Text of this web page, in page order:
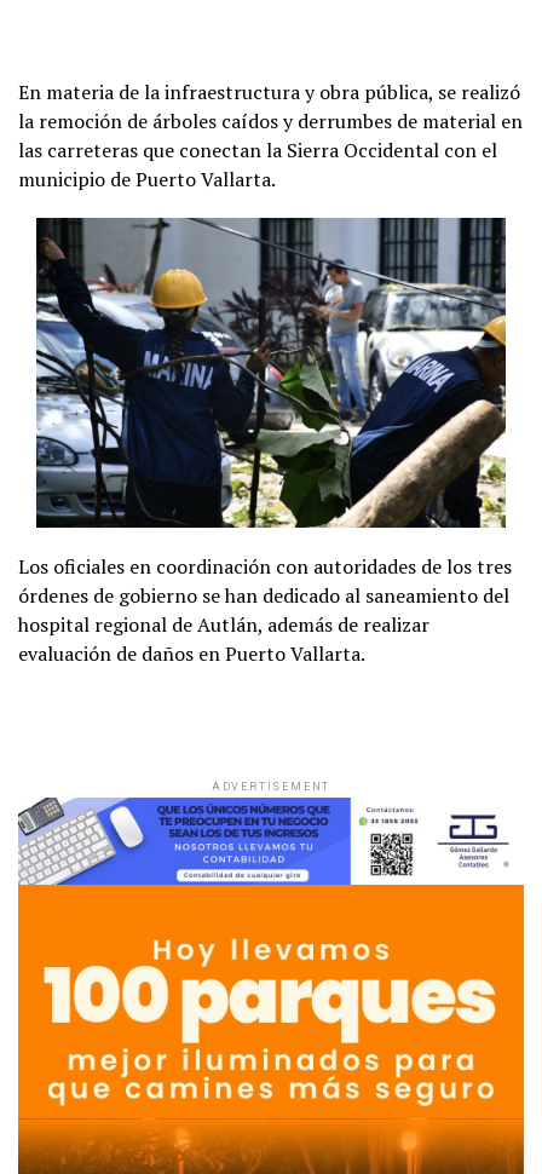
En materia de la infraestructura y obra pública, se realizó
la remoción de árboles caídos y derrumbes de material en
las carreteras que conectan la Sierra Occidental con el
municipio de Puerto Vallarta.
Los oficiales en coordinación con autoridades de los tres
órdenes de gobierno se han dedicado al saneamiento del
hospital regional de Autlán, además de realizar
evaluación de daños en Puerto Vallarta.
ADVERTISEMENT